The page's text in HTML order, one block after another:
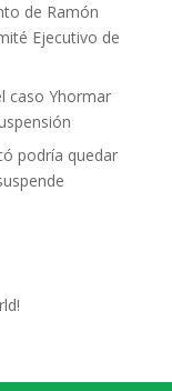
de Ramón
Ejecutivo de
caso Yhormar
podría quedar